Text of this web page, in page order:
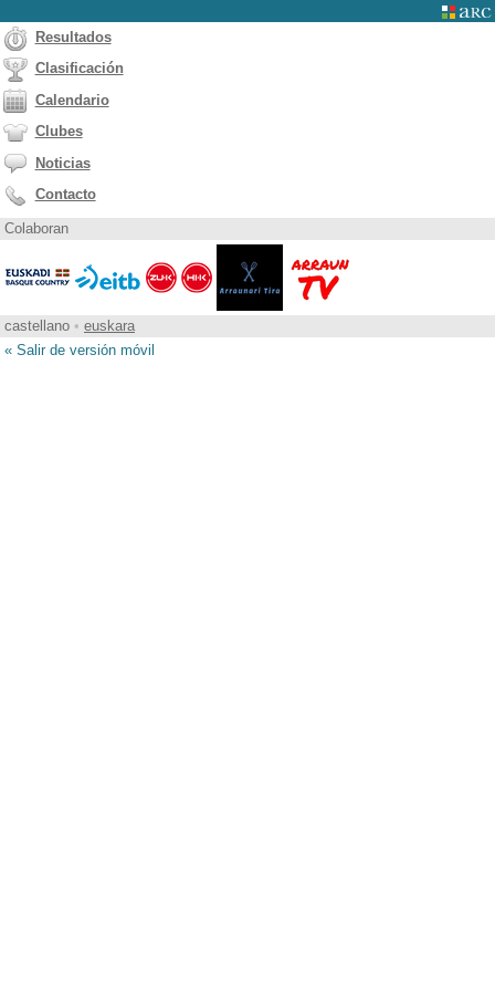
Resultados
Clasificación
Calendario
Clubes
Noticias
Contacto
Colaboran
castellano • euskara
« Salir de versión móvil